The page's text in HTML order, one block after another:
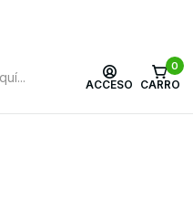
ACCESO
0
CARRO